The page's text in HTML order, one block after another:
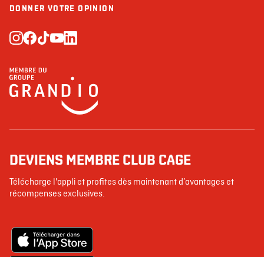
DONNER VOTRE OPINION
DEVIENS MEMBRE CLUB CAGE
Télécharge l'appli et profites dès maintenant d’avantages et
récompenses exclusives.